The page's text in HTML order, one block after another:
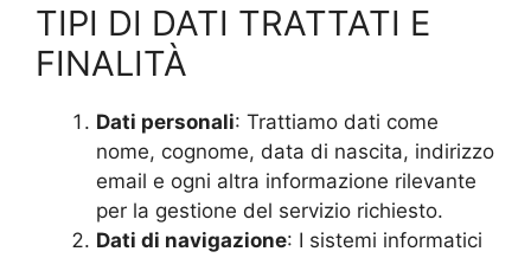
TIPI DI DATI TRATTATI E
FINALITÀ
Dati personali: Trattiamo dati come
nome, cognome, data di nascita, indirizzo
email e ogni altra informazione rilevante
per la gestione del servizio richiesto.
Dati di navigazione: I sistemi informatici